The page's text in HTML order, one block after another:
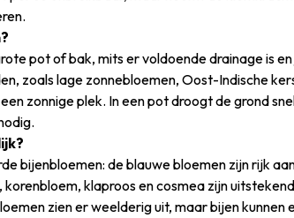
pot of bak, mits er voldoende drainage is
zoals lage zonnebloemen, Oost-Indische
zonnige plek. In een pot droogt de grond
bijenbloemen: de blauwe bloemen zijn rijk
, korenbloem, klaproos en cosmea zijn
zien er weelderig uit, maar bijen kunnen